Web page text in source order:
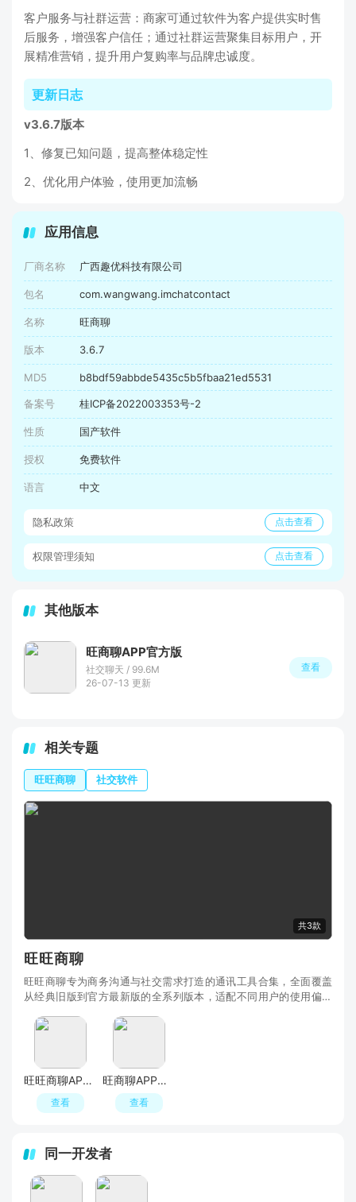
客户服务与社群运营：商家可通过软件为客户提供实时售
后服务，增强客户信任；通过社群运营聚集目标用户，开
展精准营销，提升用户复购率与品牌忠诚度。
更新日志
v3.6.7版本
1、修复已知问题，提高整体稳定性
2、优化用户体验，使用更加流畅
应用信息
厂商名称 广西趣优科技有限公司
包名 com.wangwang.imchatcontact
名称 旺商聊
版本 3.6.7
MD5 b8bdf59abbde5435c5b5fbaa21ed5531
备案号 桂ICP备2022003353号-2
性质 国产软件
授权 免费软件
语言 中文
隐私政策 点击查看
权限管理须知 点击查看
其他版本
旺商聊APP官方版
社交聊天 / 99.6M
26-07-13 更新
查看
相关专题
旺旺商聊 社交软件
共3款
旺旺商聊
旺旺商聊专为商务沟通与社交需求打造的通讯工具合集，全面覆盖
从经典旧版到官方最新版的全系列版本，适配不同用户的使用偏好
旺旺商聊APP官方正版最新版本
查看
旺商聊APP官方版
查看
同一开发者